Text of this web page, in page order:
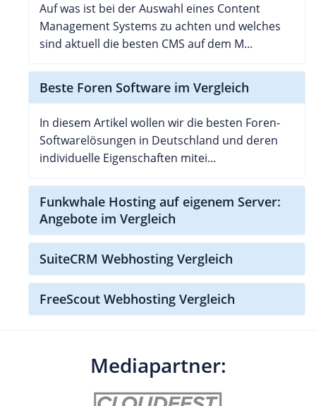
Auf was ist bei der Auswahl eines Content
Management Systems zu achten und welches
sind aktuell die besten CMS auf dem M...
Beste Foren Software im Vergleich
In diesem Artikel wollen wir die besten Foren-
Softwarelösungen in Deutschland und deren
individuelle Eigenschaften mitei...
Funkwhale Hosting auf eigenem Server:
Angebote im Vergleich
SuiteCRM Webhosting Vergleich
FreeScout Webhosting Vergleich
Mediapartner: